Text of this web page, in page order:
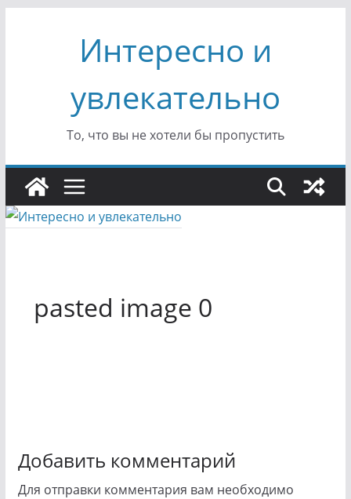
содержимомуИнтересно и
увлекательно
То, что вы не хотели бы пропустить
pasted image 0
Добавить комментарий
Для отправки комментария вам необходимо